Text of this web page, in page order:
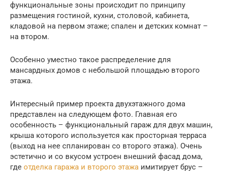
функциональные зоны происходит по принципу
размещения гостиной, кухни, столовой, кабинета,
кладовой на первом этаже; спален и детских комнат –
на втором.
Особенно уместно такое распределение для
мансардных домов с небольшой площадью второго
этажа.
Интересный пример проекта двухэтажного дома
представлен на следующем фото. Главная его
особенность – функциональный гараж для двух машин,
крыша которого используется как просторная терраса
(выход на нее спланирован со второго этажа). Очень
эстетично и со вкусом устроен внешний фасад дома,
где отделка гаража и второго этажа имитирует брус –